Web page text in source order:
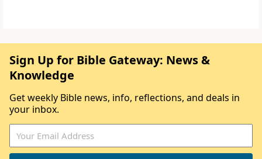
Sign Up for Bible Gateway: News &
Knowledge
Get weekly Bible news, info, reflections, and deals in
your inbox.